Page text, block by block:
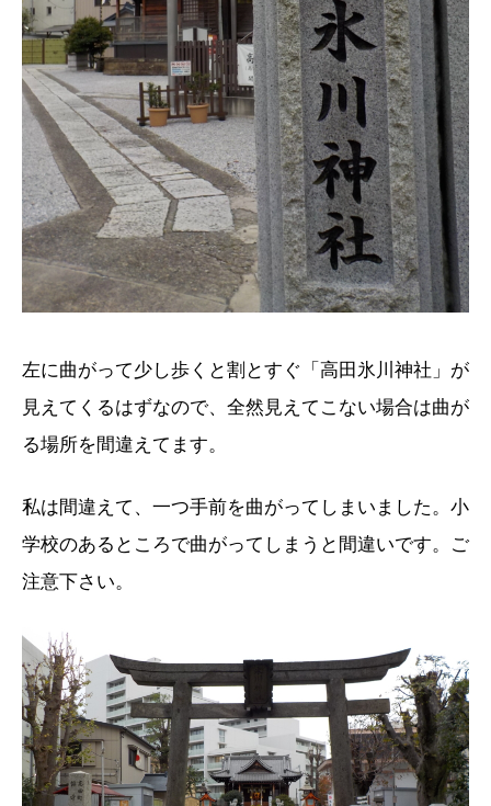
左に曲がって少し歩くと割とすぐ「高田氷川神社」が
見えてくるはずなので、全然見えてこない場合は曲が
る場所を間違えてます。
私は間違えて、一つ手前を曲がってしまいました。小
学校のあるところで曲がってしまうと間違いです。ご
注意下さい。